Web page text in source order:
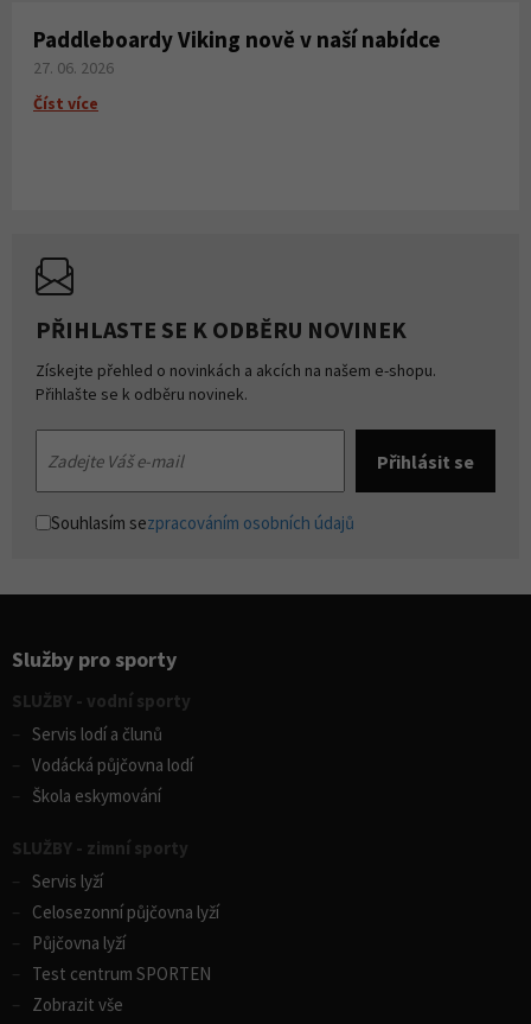
Paddleboardy Viking nově v naší nabídce
27. 06. 2026
Číst více
PŘIHLASTE SE K ODBĚRU NOVINEK
Získejte přehled o novinkách a akcích na našem e-shopu.
Přihlašte se k odběru novinek.
Souhlasím sezpracováním osobních údajů
Služby pro sporty
SLUŽBY - vodní sporty
Servis lodí a člunů
Vodácká půjčovna lodí
Škola eskymování
SLUŽBY - zimní sporty
Servis lyží
Celosezonní půjčovna lyží
Půjčovna lyží
Test centrum SPORTEN
Zobrazit vše